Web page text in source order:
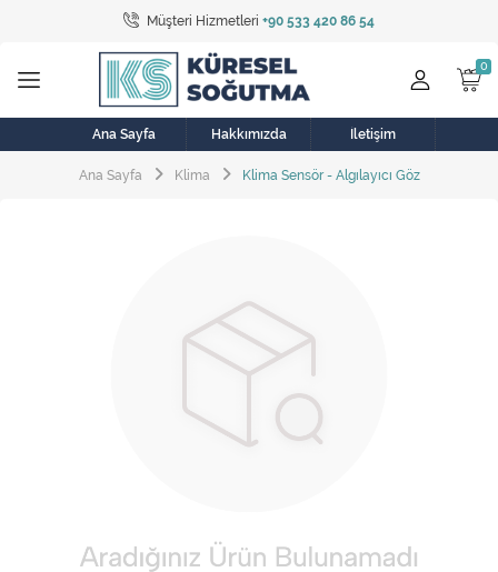
Müşteri Hizmetleri +90 533 420 86 54
Tüm Kategoriler
Bulaşık Makinesi
Buzdolabı
Çamaşır Kurutma Makinesi
Elektrikli Aksamlar
Elektrikli Süpürge
Fan
Klima
Ana Sayfa Hakkımızda İletişim
Ana Sayfa Klima Klima Sensör - Algılayıcı Göz